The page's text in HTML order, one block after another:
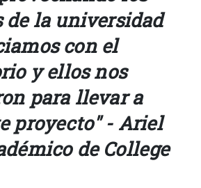
de la universidad
con el
y ellos nos
para llevar a
proyecto" - Ariel
de College